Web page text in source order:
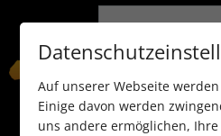
Auf unserer Webseite
Einige davon werden
uns andere ermöglichen,